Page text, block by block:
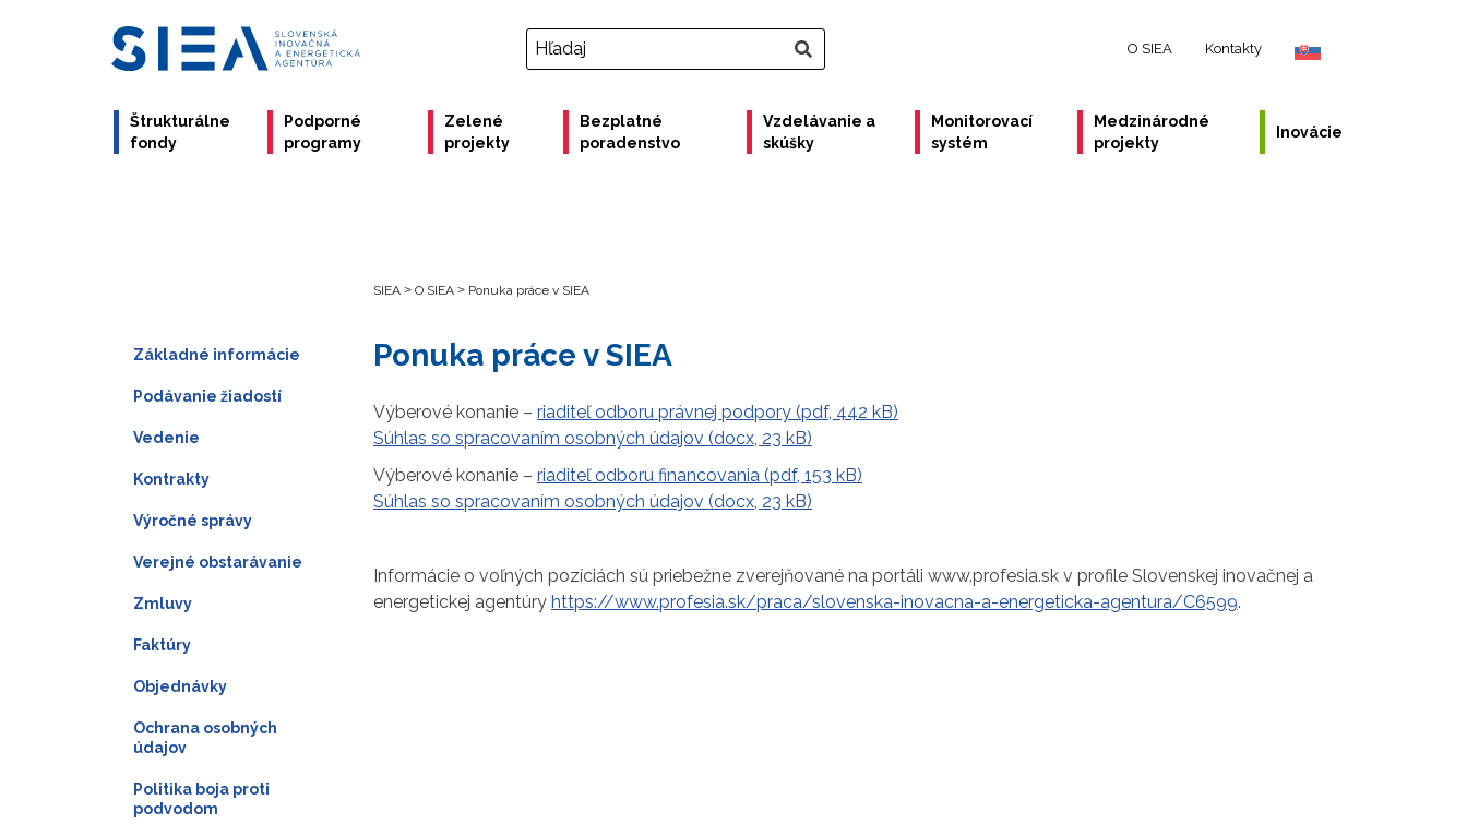
O SIEA Kontakty
Štrukturálne
fondy
Podporné
programy
Zelené
projekty
Bezplatné
poradenstvo
Vzdelávanie a
skúšky
Monitorovací
systém
Medzinárodné
projekty
Inovácie
SIEA > O SIEA > Ponuka práce v SIEA
Ponuka práce v SIEA
Výberové konanie – riaditeľ odboru právnej podpory (pdf, 442 kB)
Súhlas so spracovaním osobných údajov (docx, 23 kB)
Výberové konanie – riaditeľ odboru financovania (pdf, 153 kB)
Súhlas so spracovaním osobných údajov (docx, 23 kB)
Informácie o voľných pozíciách sú priebežne zverejňované na portáli www.profesia.sk v profile Slovenskej inovačnej a
energetickej agentúry https://www.profesia.sk/praca/slovenska-inovacna-a-energeticka-agentura/C6599.
Základné informácie
Podávanie žiadostí
Vedenie
Kontrakty
Výročné správy
Verejné obstarávanie
Zmluvy
Faktúry
Objednávky
Ochrana osobných
údajov
Politika boja proti
podvodom